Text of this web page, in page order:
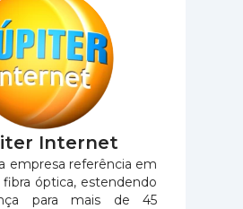
Internet
empresa referência em
óptica, estendendo
para mais de 45